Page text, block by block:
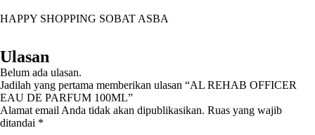
HAPPY SHOPPING SOBAT ASBA
Ulasan
Belum ada ulasan.
Jadilah yang pertama memberikan ulasan “AL REHAB OFFICER
EAU DE PARFUM 100ML”
Alamat email Anda tidak akan dipublikasikan. Ruas yang wajib
ditandai *